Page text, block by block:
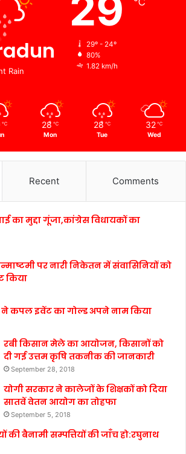
Rain
29º - 24º
80%
1.82 km/h
℃ 28 ℃
Mon
28 ℃
Tue
32 ℃
Wed
Recent Comments
का मुद्दा गूंजा,कांग्रेस विधायकों का
पर नारी निकेतन में संवासिनियों को
किया
कपल इवेंट का गोल्ड अपने नाम किया
रबी किसान मेले का आयोजन, किसानों को
दी गई उत्तम कृषि तकनीक की जानकारी
September 28, 2018
योगी सरकार ने कालेजों के शिक्षकों को दिया
सातवें वेतन आयोग का तोहफा
September 5, 2018
की बैनामी सम्पत्तियों की जाँच हो:रघुनाथ